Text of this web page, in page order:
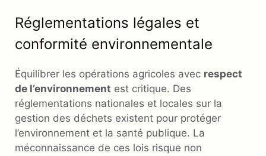
Réglementations légales et
conformité environnementale
Équilibrer les opérations agricoles avec respect
de l’environnement est critique. Des
réglementations nationales et locales sur la
gestion des déchets existent pour protéger
l’environnement et la santé publique. La
méconnaissance de ces lois risque non